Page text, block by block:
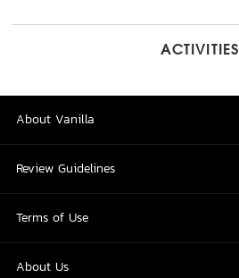
ACTIVITIES
About Vanilla
Review Guidelines
Terms of Use
About Us